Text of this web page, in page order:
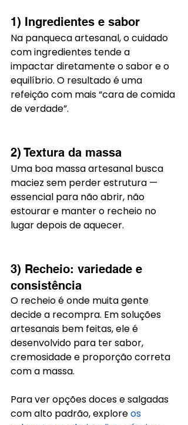
1) Ingredientes e sabor
Na panqueca artesanal, o cuidado
com ingredientes tende a
impactar diretamente o sabor e o
equilíbrio. O resultado é uma
refeição com mais “cara de comida
de verdade”.
2) Textura da massa
Uma boa massa artesanal busca
maciez sem perder estrutura —
essencial para não abrir, não
estourar e manter o recheio no
lugar depois de aquecer.
3) Recheio: variedade e
consistência
O recheio é onde muita gente
decide a recompra. Em soluções
artesanais bem feitas, ele é
desenvolvido para ter sabor,
cremosidade e proporção correta
com a massa.
Para ver opções doces e salgadas
com alto padrão, explore os